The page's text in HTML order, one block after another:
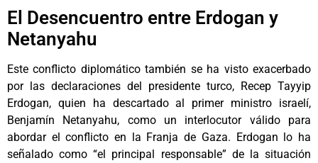
El Desencuentro entre Erdogan y
Netanyahu
Este conflicto diplomático también se ha visto exacerbado
por las declaraciones del presidente turco, Recep Tayyip
Erdogan, quien ha descartado al primer ministro israelí,
Benjamín Netanyahu, como un interlocutor válido para
abordar el conflicto en la Franja de Gaza. Erdogan lo ha
señalado como “el principal responsable” de la situación